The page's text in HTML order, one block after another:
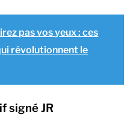
pas vos yeux : ces
révolutionnent le
signé JR